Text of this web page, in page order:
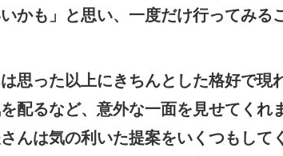
かも」と思い、一度だけ行ってみる
思った以上にきちんとした格好で現
配るなど、意外な一面を見せてくれ
んは気の利いた提案をいくつもして